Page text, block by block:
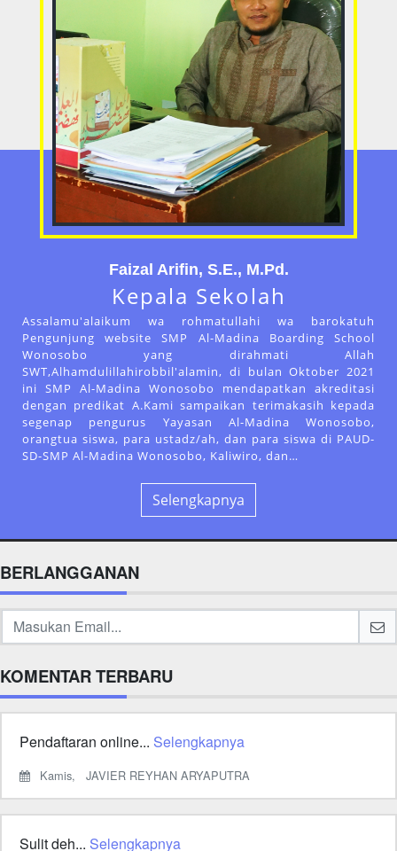
Faizal Arifin, S.E., M.Pd.
Kepala Sekolah
Assalamu'alaikum wa rohmatullahi wa barokatuh
Pengunjung website SMP Al-Madina Boarding School
Wonosobo yang dirahmati Allah
SWT,Alhamdulillahirobbil'alamin, di bulan Oktober 2021
ini SMP Al-Madina Wonosobo mendapatkan akreditasi
dengan predikat A.Kami sampaikan terimakasih kepada
segenap pengurus Yayasan Al-Madina Wonosobo,
orangtua siswa, para ustadz/ah, dan para siswa di PAUD-
SD-SMP Al-Madina Wonosobo, Kaliwiro, dan…
Selengkapnya
BERLANGGANAN
KOMENTAR TERBARU
Pendaftaran online... Selengkapnya
Kamis, JAVIER REYHAN ARYAPUTRA
Sulit deh... Selengkapnya